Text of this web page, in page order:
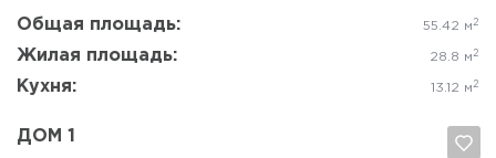
Общая площадь: 55.42 м 2
Жилая площадь: 28.8 м 2
Кухня: 13.12 м 2
ДОМ 1